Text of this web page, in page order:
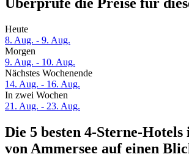
Überprüfe die Preise für
Heute
8. Aug. - 9. Aug.
Morgen
9. Aug. - 10. Aug.
Nächstes Wochenende
14. Aug. - 16. Aug.
In zwei Wochen
21. Aug. - 23. Aug.
Die 5 besten 4-Sterne-Hotels
von Ammersee auf einen